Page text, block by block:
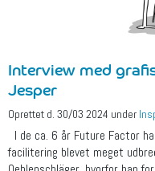
Interview med
Jesper
Oprettet d. 30/03 2024 under
I de ca. 6 år Future Factor
facilitering blevet meget